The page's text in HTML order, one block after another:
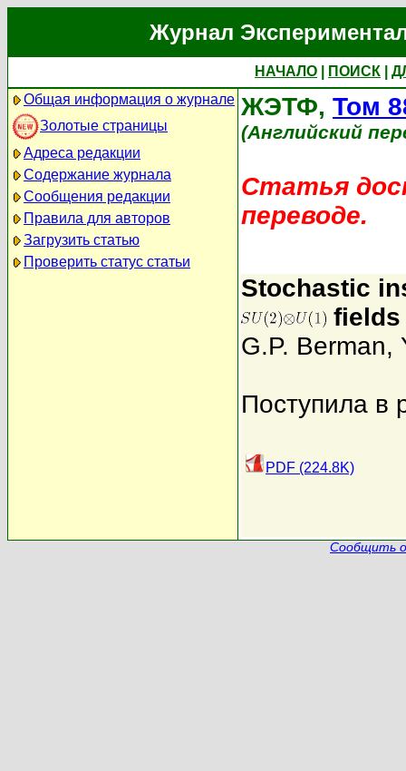
Журнал
НАЧАЛО ПОИСК
Общая информация о журнале
Золотые страницы
Адреса редакции
Содержание журнала
Сообщения редакции
Правила для авторов
Загрузить статью
Проверить статус статьи
ЖЭТФ, Том
(Английский
Статья
переводе.
Stochastic
fields
G.P. Berman,
Поступила в
PDF (224.8K)
Сообщить о